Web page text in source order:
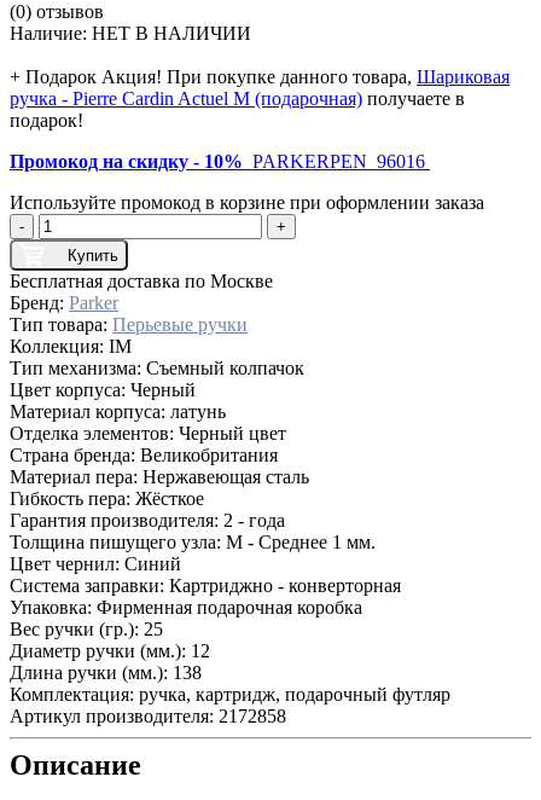
(0) отзывов
Наличие: НЕТ В НАЛИЧИИ
+ Подарок Акция! При покупке данного товара, Шариковая
ручка - Pierre Cardin Actuel M (подарочная) получаете в
подарок!
Промокод на скидку - 10% PARKERPEN_96016
Используйте промокод в корзине при оформлении заказа
-
+
Купить
Бесплатная доставка по Москве
Бренд: Parker
Тип товара: Перьевые ручки
Коллекция: IM
Тип механизма: Съемный колпачок
Цвет корпуса: Черный
Материал корпуса: латунь
Отделка элементов: Черный цвет
Страна бренда: Великобритания
Материал пера: Нержавеющая сталь
Гибкость пера: Жёсткое
Гарантия производителя: 2 - года
Толщина пишущего узла: M - Среднее 1 мм.
Цвет чернил: Синий
Система заправки: Картриджно - конверторная
Упаковка: Фирменная подарочная коробка
Вес ручки (гр.): 25
Диаметр ручки (мм.): 12
Длина ручки (мм.): 138
Комплектация: ручка, картридж, подарочный футляр
Артикул производителя: 2172858
Описание